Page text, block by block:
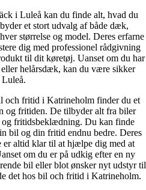
i Luleå kan du finde alt, hvad du
et stort udvalg af både dæk,
størrelse og model. Deres erfarne
dig med professionel rådgivning
til dit køretøj. Uanset om du har
helårsdæk, kan du være sikker
och fritid i Katrineholm finder du et
og fritiden. De tilbyder alt fra biler
og fritidsbeklædning. Du kan finde
bil og din fritid endnu bedre. Deres
er altid klar til at hjælpe dig med at
om du er på udkig efter en ny
bil eller blot ønsker nyt udstyr til
det hos bil och fritid i Katrineholm.